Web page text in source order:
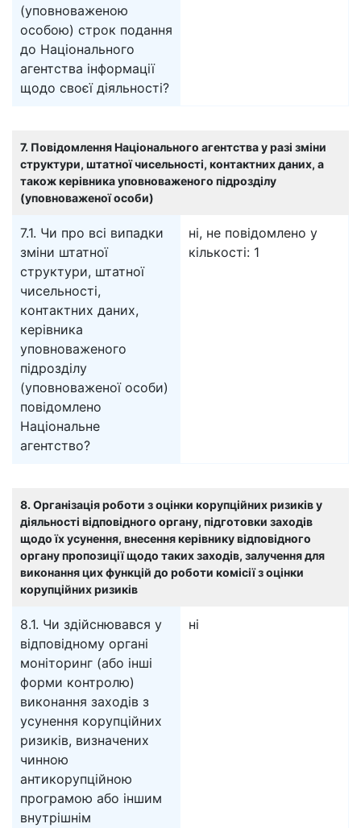
(уповноваженою
особою) строк подання
до Національного
агентства інформації
щодо своєї діяльності?
7. Повідомлення Національного агентства у разі зміни
структури, штатної чисельності, контактних даних, а
також керівника уповноваженого підрозділу
(уповноваженої особи)
7.1. Чи про всі випадки
зміни штатної
структури, штатної
чисельності,
контактних даних,
керівника
уповноваженого
підрозділу
(уповноваженої особи)
повідомлено
Національне
агентство?
ні, не повідомлено у
кількості: 1
8. Організація роботи з оцінки корупційних ризиків у
діяльності відповідного органу, підготовки заходів
щодо їх усунення, внесення керівнику відповідного
органу пропозиції щодо таких заходів, залучення для
виконання цих функцій до роботи комісії з оцінки
корупційних ризиків
8.1. Чи здійснювався у
відповідному органі
моніторинг (або інші
форми контролю)
виконання заходів з
усунення корупційних
ризиків, визначених
чинною
антикорупційною
програмою або іншим
внутрішнім
ні